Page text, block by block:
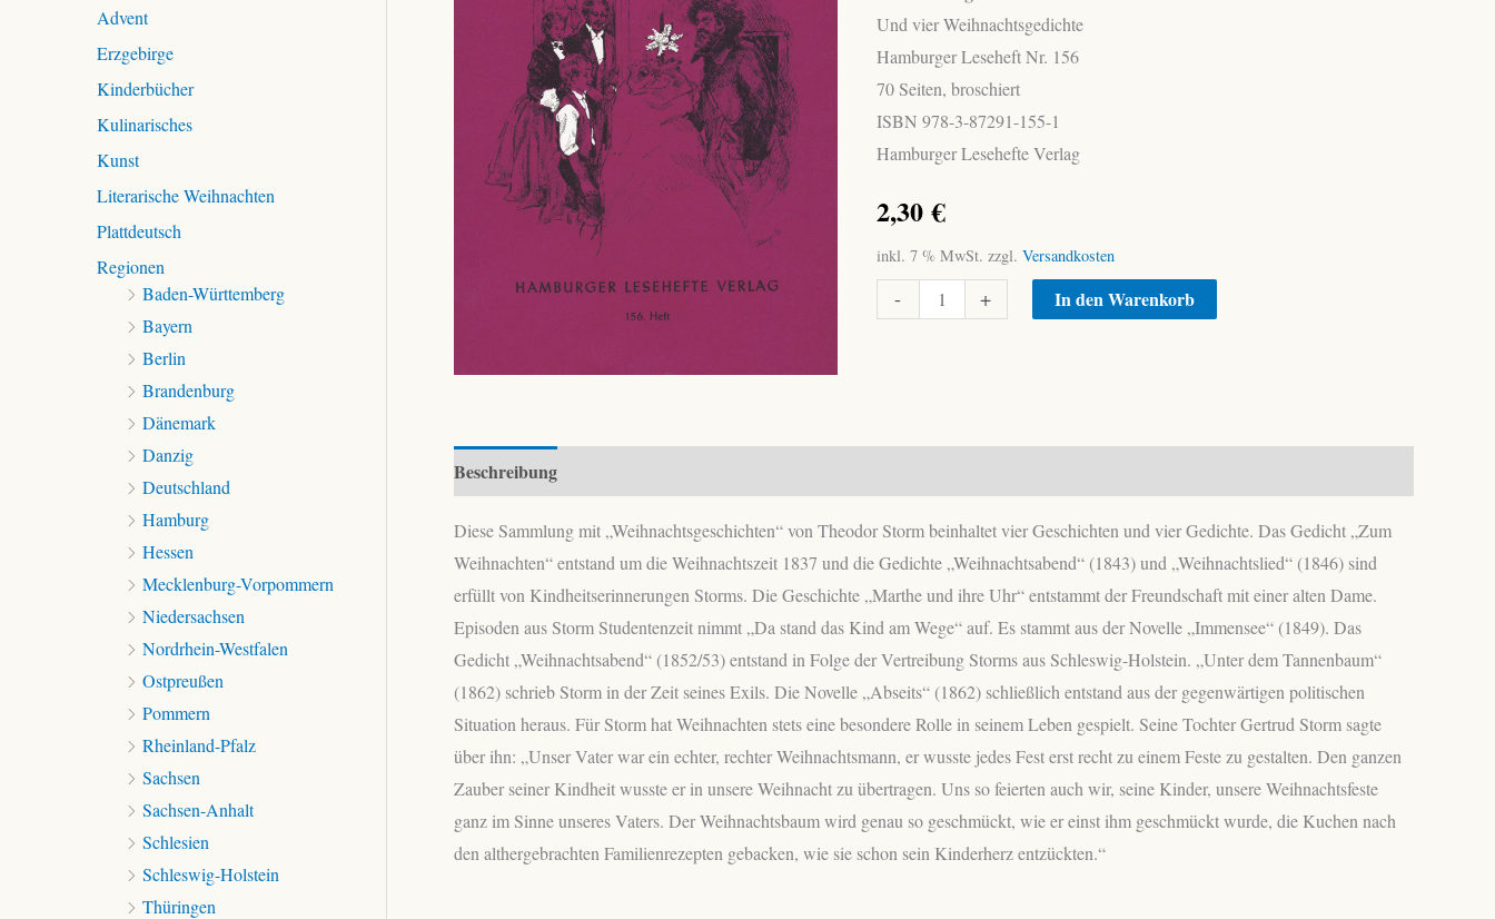
h
:
Advent
Erzgebirge
Kinderbücher
Kulinarisches
Kunst
Literarische Weihnachten
Plattdeutsch
Regionen
Baden-Württemberg
Bayern
Berlin
Brandenburg
Dänemark
Danzig
Deutschland
Hamburg
Hessen
Mecklenburg-Vorpommern
Niedersachsen
Nordrhein-Westfalen
Ostpreußen
Pommern
Rheinland-Pfalz
Sachsen
Sachsen-Anhalt
Schlesien
Schleswig-Holstein
Thüringen
Und vier Weihnachtsgedichte
Hamburger Leseheft Nr. 156
70 Seiten, broschiert
ISBN 978-3-87291-155-1
Hamburger Lesehefte Verlag
2,30€
inkl. 7 % MwSt. zzgl. Versandkosten
-
Theodor:
+ In den Warenkorb
Beschreibung
Diese Sammlung mit „Weihnachtsgeschichten“ von Theodor Storm beinhaltet vier Geschichten und vier Gedichte. Das Gedicht „Zum
Weihnachten“ entstand um die Weihnachtszeit 1837 und die Gedichte „Weihnachtsabend“ (1843) und „Weihnachtslied“ (1846) sind
erfüllt von Kindheitserinnerungen Storms. Die Geschichte „Marthe und ihre Uhr“ entstammt der Freundschaft mit einer alten Dame.
Episoden aus Storm Studentenzeit nimmt „Da stand das Kind am Wege“ auf. Es stammt aus der Novelle „Immensee“ (1849). Das
Gedicht „Weihnachtsabend“ (1852/53) entstand in Folge der Vertreibung Storms aus Schleswig-Holstein. „Unter dem Tannenbaum“
(1862) schrieb Storm in der Zeit seines Exils. Die Novelle „Abseits“ (1862) schließlich entstand aus der gegenwärtigen politischen
Situation heraus. Für Storm hat Weihnachten stets eine besondere Rolle in seinem Leben gespielt. Seine Tochter Gertrud Storm sagte
über ihn: „Unser Vater war ein echter, rechter Weihnachtsmann, er wusste jedes Fest erst recht zu einem Feste zu gestalten. Den ganzen
Zauber seiner Kindheit wusste er in unsere Weihnacht zu übertragen. Uns so feierten auch wir, seine Kinder, unsere Weihnachtsfeste
ganz im Sinne unseres Vaters. Der Weihnachtsbaum wird genau so geschmückt, wie er einst ihm geschmückt wurde, die Kuchen nach
den althergebrachten Familienrezepten gebacken, wie sie schon sein Kinderherz entzückten.“